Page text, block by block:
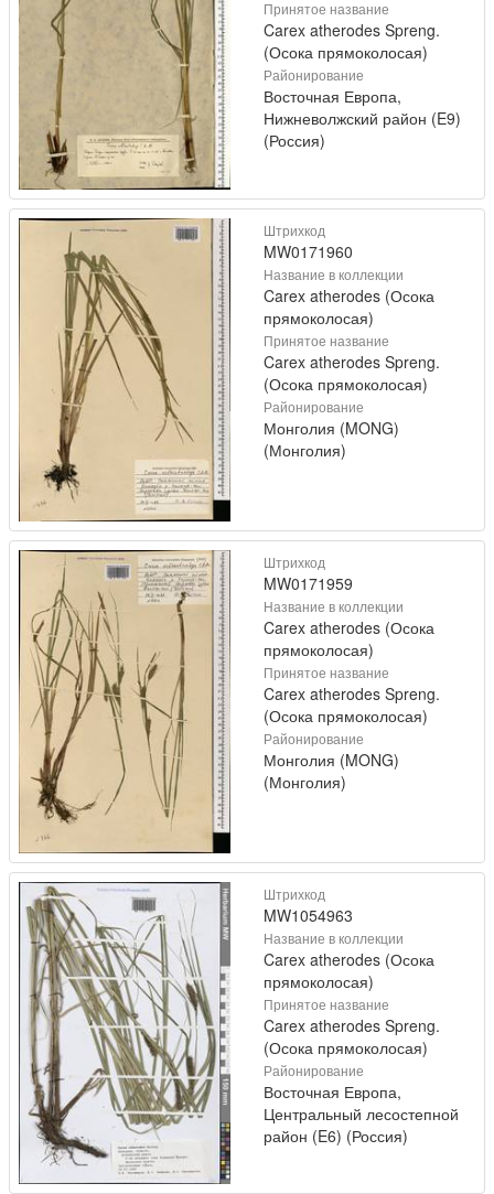
Принятое название
Carex atherodes Spreng.
(Осока прямоколосая)
Районирование
Восточная Европа,
Нижневолжский район (E9)
(Россия)
Штрихкод
MW0171960
Название в коллекции
Carex atherodes (Осока
прямоколосая)
Принятое название
Carex atherodes Spreng.
(Осока прямоколосая)
Районирование
Монголия (MONG)
(Монголия)
Штрихкод
MW0171959
Название в коллекции
Carex atherodes (Осока
прямоколосая)
Принятое название
Carex atherodes Spreng.
(Осока прямоколосая)
Районирование
Монголия (MONG)
(Монголия)
Штрихкод
MW1054963
Название в коллекции
Carex atherodes (Осока
прямоколосая)
Принятое название
Carex atherodes Spreng.
(Осока прямоколосая)
Районирование
Восточная Европа,
Центральный лесостепной
район (E6) (Россия)